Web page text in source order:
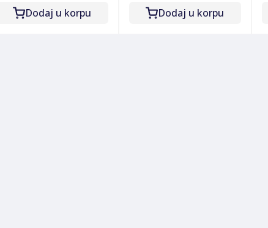
AAA 900mah Bulk
Dodaj u korpu
AAA 2600mah Bulk
Dodaj u korpu